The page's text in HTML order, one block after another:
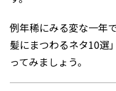
例年稀にみる変な一年
髪にまつわるネタ10選
ってみましょう。